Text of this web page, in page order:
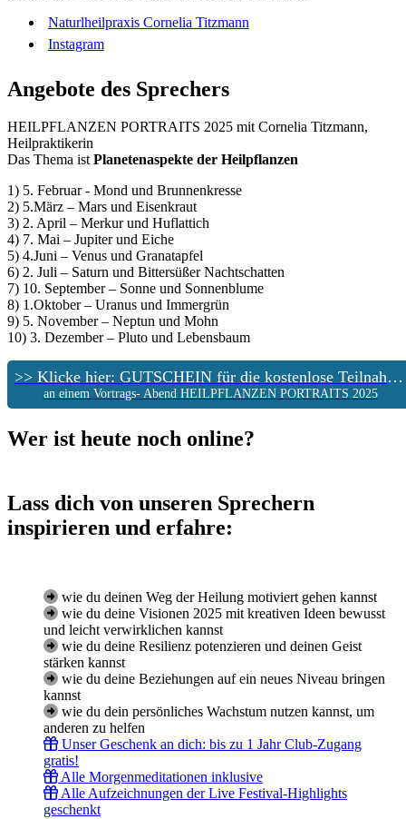
Naturlheilpraxis Cornelia Titzmann
Instagram
Angebote des Sprechers
HEILPFLANZEN PORTRAITS 2025 mit Cornelia Titzmann,
Heilpraktikerin
Das Thema istPlanetenaspekte der Heilpflanzen
1) 5. Februar - Mond und Brunnenkresse
2) 5.März – Mars und Eisenkraut
3) 2. April – Merkur und Huflattich
4) 7. Mai – Jupiter und Eiche
5) 4.Juni – Venus und Granatapfel
6) 2. Juli – Saturn und Bittersüßer Nachtschatten
7) 10. September – Sonne und Sonnenblume
8) 1.Oktober – Uranus und Immergrün
9) 5. November – Neptun und Mohn
10) 3. Dezember – Pluto und Lebensbaum
>> Klicke hier: GUTSCHEIN für die kostenlose Teilnahme:
an einem Vortrags- Abend HEILPFLANZEN PORTRAITS 2025
Wer ist heute noch online?
Lass dich von unseren Sprechern
inspirieren und erfahre:
wie du deinen Weg der Heilung motiviert gehen kannst
wie du deine Visionen 2025 mit kreativen Ideen bewusst
und leicht verwirklichen kannst
wie du deine Resilienz potenzieren und deinen Geist
stärken kannst
wie du deine Beziehungen auf ein neues Niveau bringen
kannst
wie du dein persönliches Wachstum nutzen kannst, um
anderen zu helfen
Unser Geschenk an dich: bis zu 1 Jahr Club-Zugang
gratis!
Alle Morgenmeditationen inklusive
Alle Aufzeichnungen der Live Festival-Highlights
geschenkt